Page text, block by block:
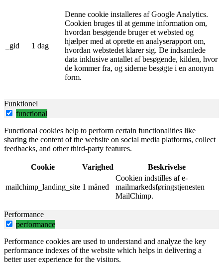
_gid 1 dag
Denne cookie installeres af Google Analytics.
Cookien bruges til at gemme information om,
hvordan besøgende bruger et websted og
hjælper med at oprette en analyserapport om,
hvordan webstedet klarer sig. De indsamlede
data inklusive antallet af besøgende, kilden, hvor
de kommer fra, og siderne besøgte i en anonym
form.
Funktionel
functional
Functional cookies help to perform certain functionalities like
sharing the content of the website on social media platforms, collect
feedbacks, and other third-party features.
Cookie Varighed Beskrivelse
mailchimp_landing_site 1 måned
Cookien indstilles af e-
mailmarkedsføringstjenesten
MailChimp.
Performance
performance
Performance cookies are used to understand and analyze the key
performance indexes of the website which helps in delivering a
better user experience for the visitors.